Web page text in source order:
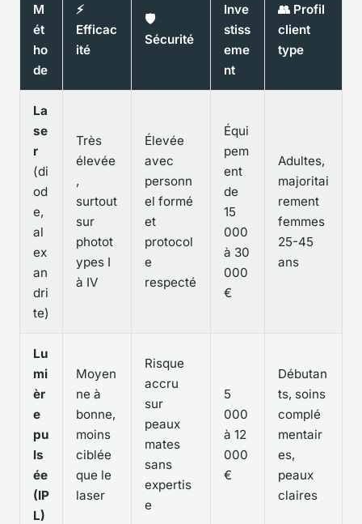
M
ét
ho
de
⚡
Efficac
ité
🛡️
Sécurité
Inve
stiss
eme
nt
👥 Profil
client
type
La
se
r
(di
od
e,
al
ex
an
dri
te)
Très
élevée
,
surtout
sur
photot
ypes I
à IV
Élevée
avec
personn
el formé
et
protocol
e
respecté
Équi
pem
ent
de
15
000
à 30
000
€
Adultes,
majoritai
rement
femmes
25-45
ans
Lu
mi
èr
e
pu
ls
ée
(IP
L)
Moyen
ne à
bonne,
moins
ciblée
que le
laser
Risque
accru
sur
peaux
mates
sans
expertis
e
5
000
à 12
000
€
Débutan
ts, soins
complé
mentair
es,
peaux
claires